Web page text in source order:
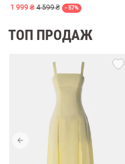
ОчкиКосметикаПлатки
1 999 ₴ 4 599 ₴ - 57%
ТОП ПРОДАЖ